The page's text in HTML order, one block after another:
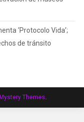
‘Protocolo Vida’;
de tránsito
Themes